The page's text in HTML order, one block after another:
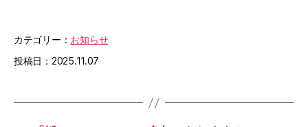
カテゴリー： お知らせ
投稿日：2025.11.07